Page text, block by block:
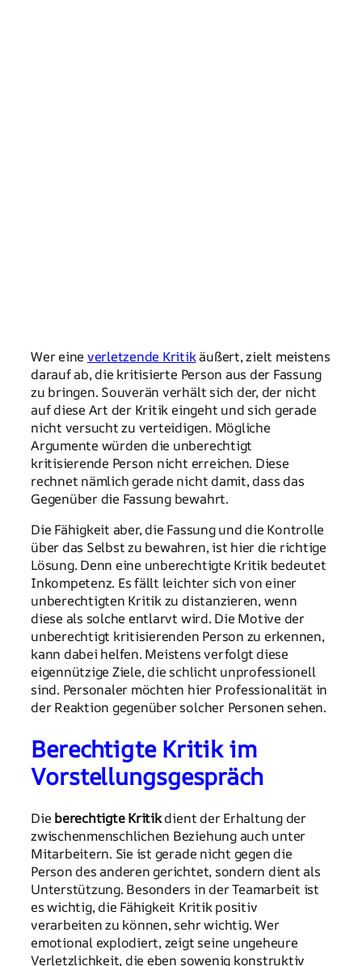
Wer eine verletzende Kritikäußert, zielt meistens
darauf ab, die kritisierte Person aus der Fassung
zu bringen. Souverän verhält sich der, der nicht
auf diese Art der Kritik eingeht und sich gerade
nicht versucht zu verteidigen. Mögliche
Argumente würden die unberechtigt
kritisierende Person nicht erreichen. Diese
rechnet nämlich gerade nicht damit, dass das
Gegenüber die Fassung bewahrt.
Die Fähigkeit aber, die Fassung und die Kontrolle
über das Selbst zu bewahren, ist hier die richtige
Lösung. Denn eine unberechtigte Kritik bedeutet
Inkompetenz. Es fällt leichter sich von einer
unberechtigten Kritik zu distanzieren, wenn
diese als solche entlarvt wird. Die Motive der
unberechtigt kritisierenden Person zu erkennen,
kann dabei helfen. Meistens verfolgt diese
eigennützige Ziele, die schlicht unprofessionell
sind. Personaler möchten hier Professionalität in
der Reaktion gegenüber solcher Personen sehen.
Berechtigte Kritik im
Vorstellungsgespräch
Die berechtigte Kritikdient der Erhaltung der
zwischenmenschlichen Beziehung auch unter
Mitarbeitern. Sie ist gerade nicht gegen die
Person des anderen gerichtet, sondern dient als
Unterstützung. Besonders in der Teamarbeit ist
es wichtig, die Fähigkeit Kritik positiv
verarbeiten zu können, sehr wichtig. Wer
emotional explodiert, zeigt seine ungeheure
Verletzlichkeit, die eben sowenig konstruktiv